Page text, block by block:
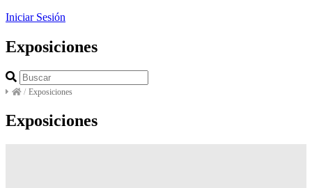
Iniciar Sesión
Exposiciones
/ Exposiciones
Exposiciones